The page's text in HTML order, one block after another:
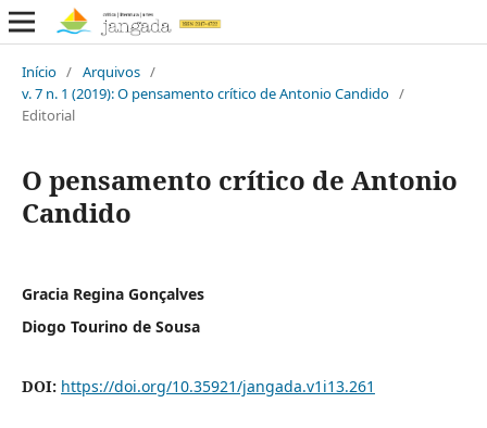
Início / Arquivos /
v. 7 n. 1 (2019): O pensamento crítico de Antonio Candido /
Editorial
O pensamento crítico de Antonio
Candido
Gracia Regina Gonçalves
Diogo Tourino de Sousa
DOI: https://doi.org/10.35921/jangada.v1i13.261